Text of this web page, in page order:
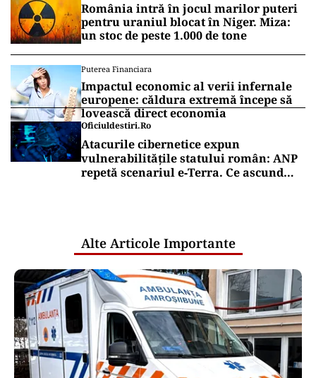
România intră în jocul marilor puteri
pentru uraniul blocat în Niger. Miza:
un stoc de peste 1.000 de tone
Puterea Financiara
Impactul economic al verii infernale
europene: căldura extremă începe să
lovească direct economia
Oficiuldestiri.ro
Atacurile cibernetice expun
vulnerabilitățile statului român: ANP
repetă scenariul e‑Terra. Ce ascund
Alte Articole Importante